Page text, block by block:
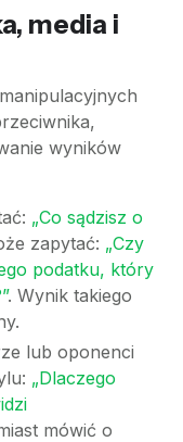
media i
wyników
„Co sądzisz o
zapytać: „Czy
podatku, który
. Wynik takiego
lub oponenci
„Dlaczego
mówić o